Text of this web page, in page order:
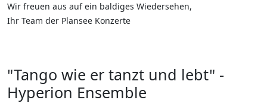
Wir freuen aus auf ein baldiges Wiedersehen,
Ihr Team der Plansee Konzerte
"Tango wie er tanzt und lebt" -
Hyperion Ensemble